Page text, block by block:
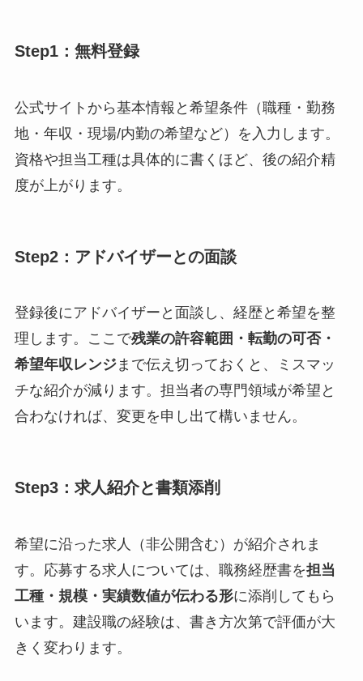
Step1：無料登録
公式サイトから基本情報と希望条件（職種・勤務
地・年収・現場/内勤の希望など）を入力します。
資格や担当工種は具体的に書くほど、後の紹介精
度が上がります。
Step2：アドバイザーとの面談
登録後にアドバイザーと面談し、経歴と希望を整
理します。ここで残業の許容範囲・転勤の可否・
希望年収レンジまで伝え切っておくと、ミスマッ
チな紹介が減ります。担当者の専門領域が希望と
合わなければ、変更を申し出て構いません。
Step3：求人紹介と書類添削
希望に沿った求人（非公開含む）が紹介されま
す。応募する求人については、職務経歴書を担当
工種・規模・実績数値が伝わる形に添削してもら
います。建設職の経験は、書き方次第で評価が大
きく変わります。